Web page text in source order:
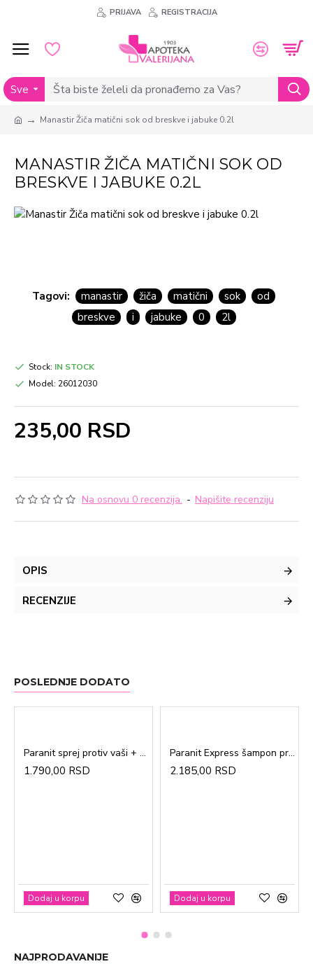
PRIJAVA REGISTRACIJA
Sve
Manastir Žiča matični sok od breskve i jabuke 0.2l
MANASTIR ŽIČA MATIČNI SOK OD
BRESKVE I JABUKE 0.2L
Tagovi: manastir žiča matični sok
od
breskve
i jabuke 0 2l
Na osnovu 0 recenzija. - Napišite recenziju
235,00 RSD
Stock: IN STOCK
Model: 26012030
OPIS
RECENZIJE
POSLEDNJE DODATO
Paranit sprej protiv vaši + češalj 100ml
1.790,00 RSD
Dodaj u korpu
Paranit Express šampon protiv vaši + češalj 200ml
2.185,00 RSD
Dodaj u korpu
NAJPRODAVANIJE